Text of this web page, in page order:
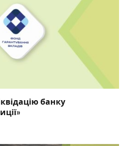
банку